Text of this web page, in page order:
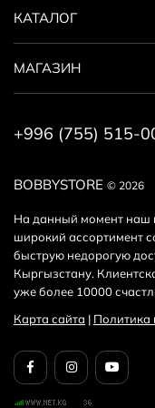
BOBBYSTORE © 2026
На данный момент наш
широкий ассортимент
быструю недорогую
Кыргызстану.
уже более 10000
Карта сайта | Политика
КАТАЛОГ
МАГАЗИН
+996 (755) 515-